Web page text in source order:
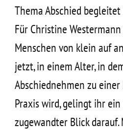
Thema Abschied
Für Christine
Menschen von klein auf
jetzt, in einem Alter, in
Abschiednehmen zu
Praxis wird, gelingt ihr ein
zugewandter Blick darauf.